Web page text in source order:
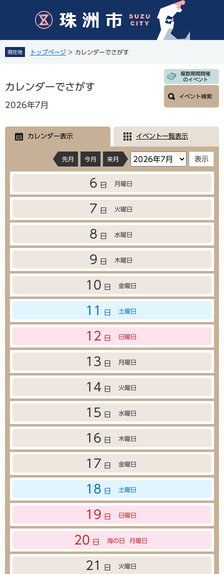
先
頭
。
を
飛
て
文
現在地 トップページ > カレンダーでさがす
文
カレンダーでさがす
複数期間開催
のイベント
イベント検索
2026年7月
カレンダー表示 イベント一覧表示
先月 今月 来月
6 日 月曜日
7 日 火曜日
8 日 水曜日
9 日 木曜日
10 日 金曜日
11 日 土曜日
12 日 日曜日
13 日 月曜日
14 日 火曜日
15 日 水曜日
16 日 木曜日
17 日 金曜日
18 日 土曜日
19 日 日曜日
20 日 海の日 月曜日
21 日 火曜日